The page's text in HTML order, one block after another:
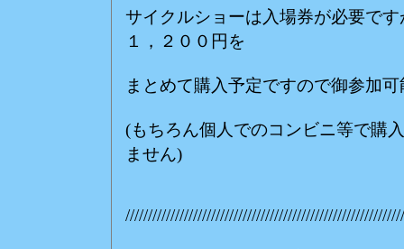
サイクルショーは入場券が必要で
１，２００円を
まとめて購入予定ですので御参加
(もちろん個人でのコンビニ等で購
ません)